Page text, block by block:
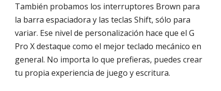
También probamos los interruptores Brown para
la barra espaciadora y las teclas Shift, sólo para
variar. Ese nivel de personalización hace que el G
Pro X destaque como el mejor teclado mecánico en
general. No importa lo que prefieras, puedes crear
tu propia experiencia de juego y escritura.